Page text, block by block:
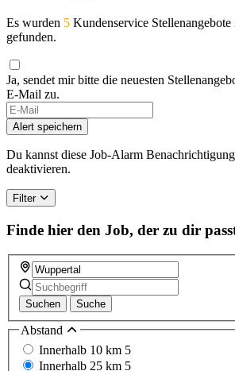
Es wurden 5 Kundenservice
gefunden.
Ja, sendet mir bitte die neuesten
E-Mail zu.
If
you
are
a
human,
this
field
Alert speichern
Du kannst diese Job-Alarm
deaktivieren.
Filter
Finde hier den Job, der zu dir
Suchen Suche
Abstand
Innerhalb 10 km 5
Innerhalb 25 km 5